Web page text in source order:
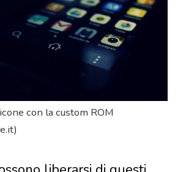
con la custom ROM